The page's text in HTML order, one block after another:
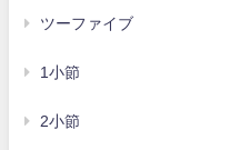
ツーファイブ
1小節
2小節